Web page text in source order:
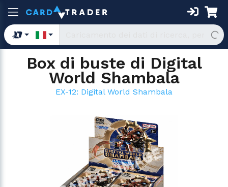
Box di buste di Digital
World Shambala
EX-12: Digital World Shambala